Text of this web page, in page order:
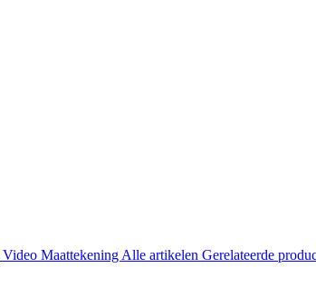
Video Maattekening Alle artikelen Gerelateerde